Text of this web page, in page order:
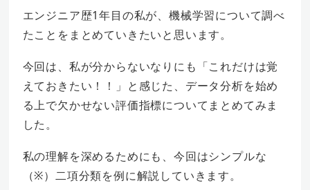
エンジニア歴1年目の私が、機械学習について調べ
たことをまとめていきたいと思います。
今回は、私が分からないなりにも「これだけは覚
えておきたい！！」と感じた、データ分析を始め
る上で欠かせない評価指標についてまとめてみま
した。
私の理解を深めるためにも、今回はシンプルな
（※）二項分類を例に解説していきます。